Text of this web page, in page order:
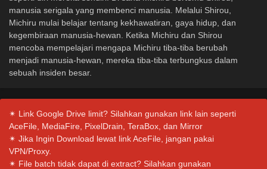
manusia serigala yang membenci manusia. Melalui Shirou,
Michiru mulai belajar tentang kekhawatiran, gaya hidup, dan
kegembiraan manusia-hewan. Ketika Michiru dan Shirou
mencoba mempelajari mengapa Michiru tiba-tiba berubah
menjadi manusia-hewan, mereka tiba-tiba terbungkus dalam
sebuah insiden besar.
✴ Link Google Drive limit? Silahkan gunakan link lain seperti
AceFile, MediaFire, PixelDrain, TeraBox, dan Mirror
✴ Jika Ingin Download lewat link AceFile, jangan pakai
VPN/Proxy.
✴ File batch tidak dapat di extract? Silahkan gunakan